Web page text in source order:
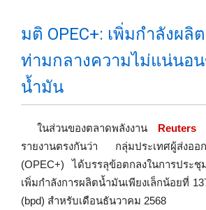
มติ OPEC+: เพิ่มกำลังผลิ
ท่ามกลางความไม่แน่นอ
น้ำมัน
ในส่วนของตลาดพลังงาน Reuters
รายงานตรงกันว่า กลุ่มประเทศผู้ส่งออ
(OPEC+) ได้บรรลุข้อตกลงในการประ
เพิ่มกำลังการผลิตน้ำมันเพียงเล็กน้อยที่
(bpd) สำหรับเดือนธันวาคม 2568